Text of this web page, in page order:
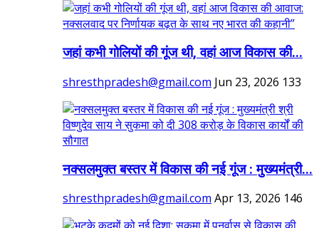
जहां कभी गोलियों की गूंज थी, वहां आज विकास की...
shresthpradesh@gmail.com Jun 23, 2026 133
नक्सलमुक्त बस्तर में विकास की नई गूंज : मुख्यमंत्री...
shresthpradesh@gmail.com Apr 13, 2026 146